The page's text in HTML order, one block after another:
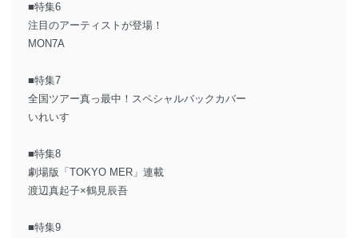
■特集6
注目のアーティストが登場！
MON7A
■特集7
全国ツアー真っ最中！スペシャルバックカバー
いれいす
■特集8
劇場版「TOKYO MER」連載
渡辺真起子×鶴見辰吾
■特集9